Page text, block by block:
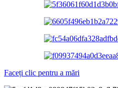
Faceți clic pentru a mări